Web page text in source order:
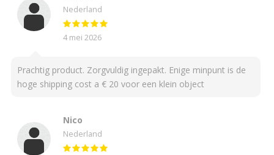
Nederland
4 mei 2026
Prachtig product. Zorgvuldig ingepakt. Enige minpunt is de
hoge shipping cost a € 20 voor een klein object
Nico
Nederland